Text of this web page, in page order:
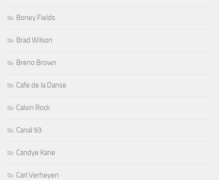
Boney Fields
Brad Wilson
Breno Brown
Cafe de la Danse
Calvin Rock
Canal 93
Candye Kane
Carl Verheyen